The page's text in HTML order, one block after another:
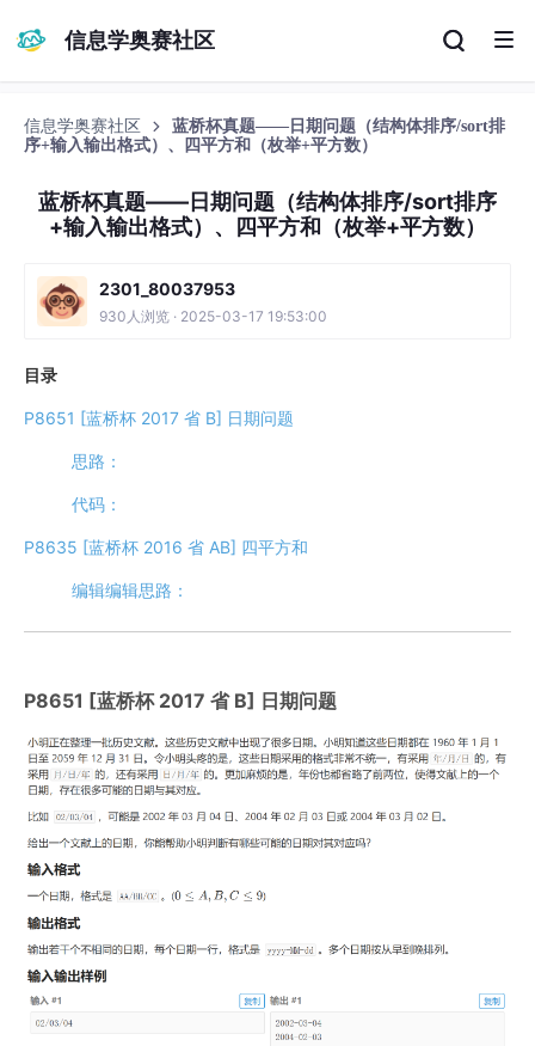
信息学奥赛社区
信息学奥赛社区
蓝桥杯真题——日期问题（结构体排序/sort排
序+输入输出格式）、四平方和（枚举+平方数）
蓝桥杯真题——日期问题（结构体排序/sort排序
+输入输出格式）、四平方和（枚举+平方数）
2301_80037953
930人浏览 · 2025-03-17 19:53:00
目录
P8651 [蓝桥杯 2017 省 B] 日期问题
思路：
代码：
P8635 [蓝桥杯 2016 省 AB] 四平方和
​编辑​编辑思路：
P8651 [蓝桥杯 2017 省 B] 日期问题